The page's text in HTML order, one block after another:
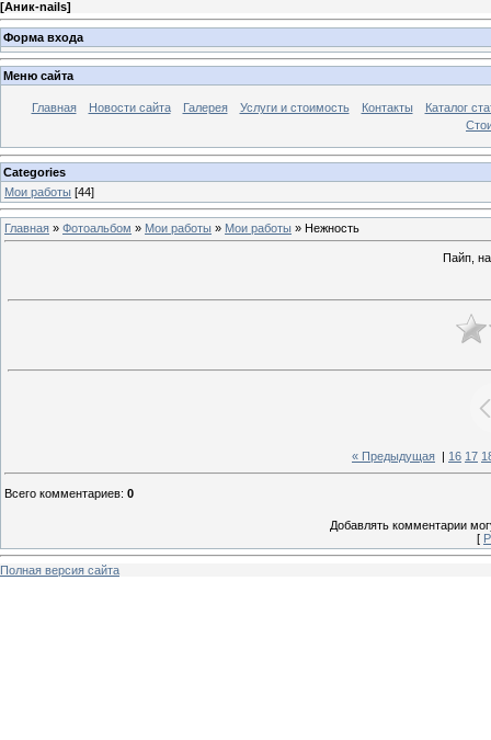
[Аник-nails]
Форма входа
Меню сайта
Главная Новости сайта Галерея Услуги и стоимость Контакты
Каталог
Categories
Мои работы [44]
Главная » Фотоальбом » Мои работы » Мои работы » Нежность
Пайп,
« Предыдущая 16 17
Всего комментариев: 0
Добавлять комментарии
[
Полная версия сайта